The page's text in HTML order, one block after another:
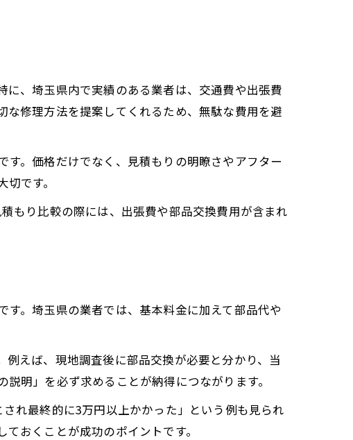
ント
識
、埼玉県内で実績のある業者は、交通費や出張費
修理方法を提案してくれるため、無駄な費用を避
。価格だけでなく、見積もりの明瞭さやアフター
です。
もり比較の際には、出張費や部品交換費用が含まれ
。埼玉県の業者では、基本料金に加えて部品代や
えば、現地調査後に部品交換が必要と分かり、当
明」を必ず求めることが納得につながります。
れ最終的に3万円以上かかった」という例も見られ
おくことが成功のポイントです。